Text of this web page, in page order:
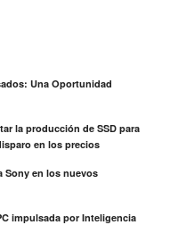
Una Oportunidad
la producción de SSD para
en los precios
Sony en los nuevos
impulsada por Inteligencia